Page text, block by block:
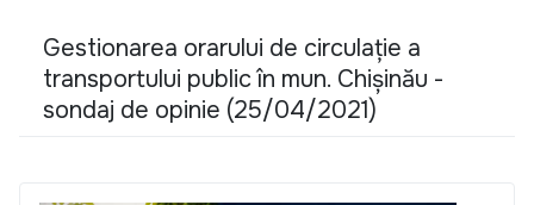
Gestionarea orarului de circulație a
transportului public în mun. Chișinău -
sondaj de opinie (25/04/2021)